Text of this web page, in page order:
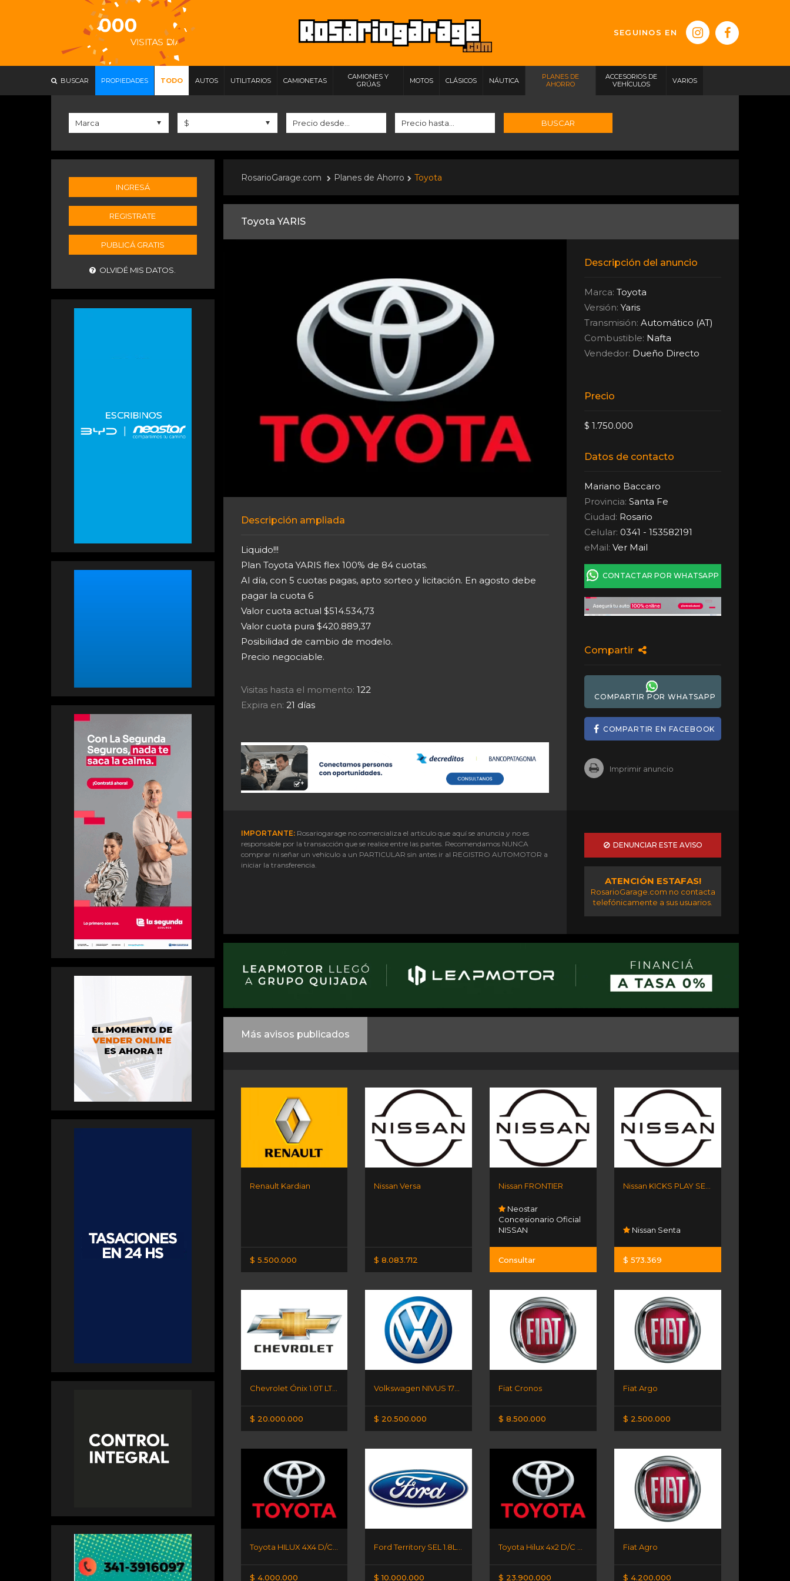
SEGUINOS EN
BUSCAR PROPIEDADES TODO AUTOS UTILITARIOS CAMIONETAS
CAMIONES Y
GRÚAS
MOTOS CLÁSICOS NÁUTICA
PLANES DE
AHORRO
ACCESORIOS DE
VEHÍCULOS
VARIOS
BUSCAR
INGRESÁ
REGISTRATE
PUBLICÁ GRATIS
OLVIDÉ MIS DATOS.
RosarioGarage.com Planes de Ahorro Toyota
Toyota YARIS
Descripción ampliada
Liquido!!!
Plan Toyota YARIS flex 100% de 84 cuotas.
Al día, con 5 cuotas pagas, apto sorteo y licitación. En agosto debe
pagar la cuota 6
Valor cuota actual $514.534,73
Valor cuota pura $420.889,37
Posibilidad de cambio de modelo.
Precio negociable.
Visitas hasta el momento: 122
Expira en: 21 días
Descripción del anuncio
Marca: Toyota
Versión: Yaris
Transmisión: Automático (AT)
Combustible: Nafta
Vendedor: Dueño Directo
Precio
$ 1.750.000
Datos de contacto
Mariano Baccaro
Provincia:Santa Fe
Ciudad: Rosario
Celular: 0341 - 153582191
eMail:Ver Mail
CONTACTAR POR WHATSAPP
Compartir
COMPARTIR POR WHATSAPP
COMPARTIR EN FACEBOOK
Imprimir anuncio
IMPORTANTE:Rosariogarage no comercializa el artículo que aquí se anuncia y no es
responsable por la transacción que se realice entre las partes. Recomendamos NUNCA
comprar ni señar un vehículo a un PARTICULAR sin antes ir al REGISTRO AUTOMOTOR a
iniciar la transferencia.
DENUNCIAR ESTE AVISO
ATENCIÓN ESTAFAS!
RosarioGarage.com no contacta
telefónicamente a sus usuarios.
Más avisos publicados
Renault Kardian
$ 5.500.000
Nissan Versa
$ 8.083.712
Nissan FRONTIER
Neostar
Concesionario Oficial
NISSAN
Consultar
Nissan Senta
$ 573.369
Chevrolet Ónix 1.0T LT - ADJUDICADO
$ 20.000.000 $ 20.500.000
Fiat Cronos
$ 8.500.000
Fiat Argo
$ 2.500.000
$ 4.000.000 $ 10.000.000 $ 23.900.000
Fiat Agro
$ 4.200.000